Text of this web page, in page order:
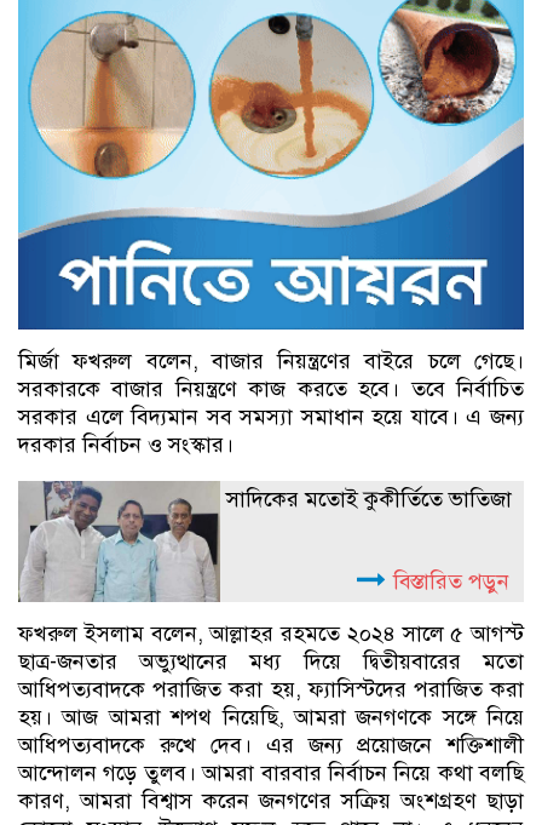
মির্জা ফখরুল বলেন, বাজার নিয়ন্ত্রণের বাইরে চলে গেছে।
সরকারকে বাজার নিয়ন্ত্রণে কাজ করতে হবে। তবে নির্বাচিত
সরকার এলে বিদ্যমান সব সমস্যা সমাধান হয়ে যাবে। এ জন্য
দরকার নির্বাচন ও সংস্কার।
সাদিকের মতোই কুকীর্তিতে ভাতিজা
বিস্তারিত পড়ুন
ফখরুল ইসলাম বলেন, আল্লাহর রহমতে ২০২৪ সালে ৫ আগস্ট
ছাত্র-জনতার অভ্যুত্থানের মধ্য দিয়ে দ্বিতীয়বারের মতো
আধিপত্যবাদকে পরাজিত করা হয়, ফ্যাসিস্টদের পরাজিত করা
হয়। আজ আমরা শপথ নিয়েছি, আমরা জনগণকে সঙ্গে নিয়ে
আধিপত্যবাদকে রুখে দেব। এর জন্য প্রয়োজনে শক্তিশালী
আন্দোলন গড়ে তুলব। আমরা বারবার নির্বাচন নিয়ে কথা বলছি
কারণ, আমরা বিশ্বাস করেন জনগণের সক্রিয় অংশগ্রহণ ছাড়া